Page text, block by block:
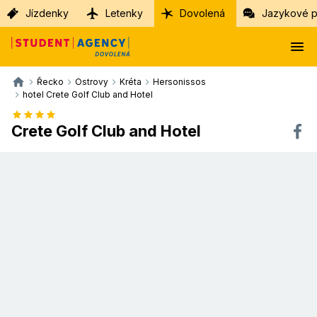
Jízdenky Letenky Dovolená Jazykové
Řecko Ostrovy Kréta
Hersonissos
hotel Crete Golf Club and Hotel
Crete Golf Club and Hotel